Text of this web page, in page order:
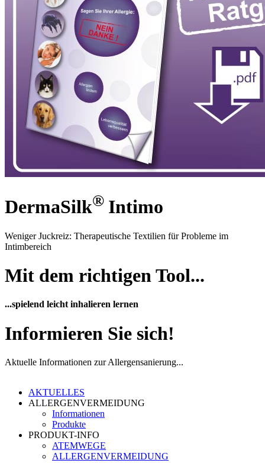
DermaSilk® Intimo
Weniger Juckreiz: Therapeutische Textilien für Probleme im
Intimbereich
Mit dem richtigen Tool...
...spielend leicht inhalieren lernen
Informieren Sie sich!
Aktuelle Informationen zur Allergensanierung...
AKTUELLES
ALLERGENVERMEIDUNG
Informationen
Produkte
PRODUKT-INFO
ATEMWEGE
ALLERGENVERMEIDUNG